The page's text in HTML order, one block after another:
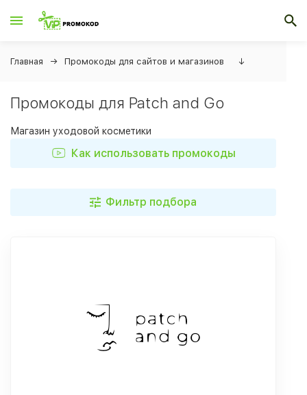
Главная Промокоды для сайтов и магазинов ↓
Промокоды для Patch and Go
Магазин уходовой косметики
Как использовать промокоды
Фильтр подбора